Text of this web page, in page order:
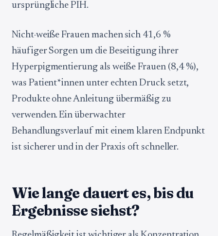
ursprüngliche PIH.
Nicht-weiße Frauen machen sich 41,6 %
häufiger Sorgen um die Beseitigung ihrer
Hyperpigmentierung als weiße Frauen (8,4 %),
was Patient*innen unter echten Druck setzt,
Produkte ohne Anleitung übermäßig zu
verwenden. Ein überwachter
Behandlungsverlauf mit einem klaren Endpunkt
ist sicherer und in der Praxis oft schneller.
Wie lange dauert es, bis du
Ergebnisse siehst?